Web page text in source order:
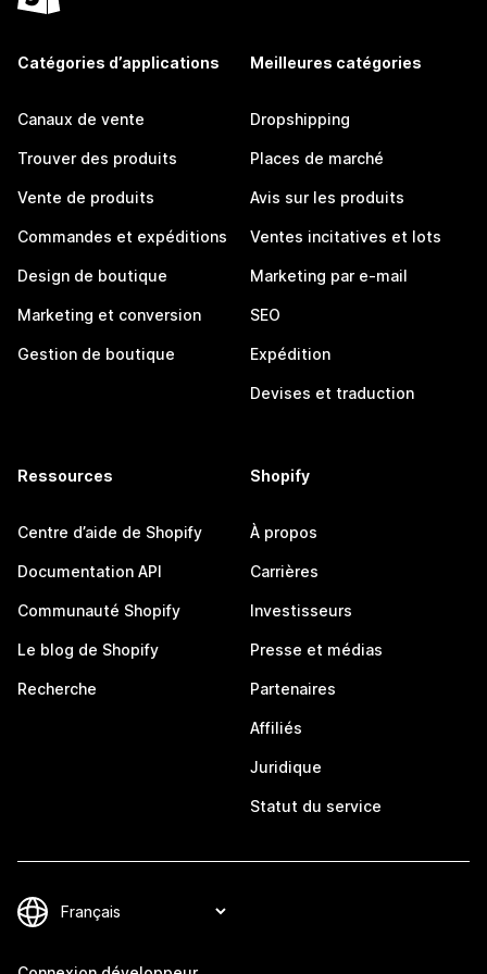
Catégories d’applications
Canaux de vente
Trouver des produits
Vente de produits
Commandes et expéditions
Design de boutique
Marketing et conversion
Gestion de boutique
Meilleures catégories
Dropshipping
Places de marché
Avis sur les produits
Ventes incitatives et lots
Marketing par e-mail
SEO
Expédition
Devises et traduction
Ressources
Centre d’aide de Shopify
Documentation API
Communauté Shopify
Le blog de Shopify
Recherche
Shopify
À propos
Carrières
Investisseurs
Presse et médias
Partenaires
Affiliés
Juridique
Statut du service